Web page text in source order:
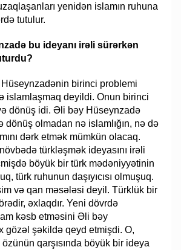
yenidən islamın ruhuna
tutulur.
bu ideyanı irəli sürərkən
birinci problemi
islamlaşmaq deyildi. Onun birinci
dönüş idi. Əli bəy Hüseynzadə
dönüş olmadan nə islamlığın, nə də
dərk etmək mümkün olacaq.
türkləşmək ideyasını irəli
böyük bir türk mədəniyyətinin
türk ruhunun daşıyıcısı olmuşuq.
və qan məsələsi deyil. Türklük bir
əxlaqdır. Yeni dövrdə
kəsb etməsini Əli bəy
gözəl şəkildə qeyd etmişdi. O,
qarşısında böyük bir ideya